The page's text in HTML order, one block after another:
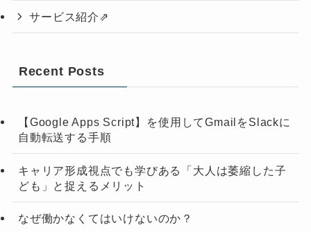
サービス紹介⇗
Recent Posts
【Google Apps Script】を使用してGmailをSlackに
自動転送する手順
キャリア形成視点でも学びある「大人は萎縮した子
ども」と捉えるメリット
なぜ働かなくてはいけないのか？